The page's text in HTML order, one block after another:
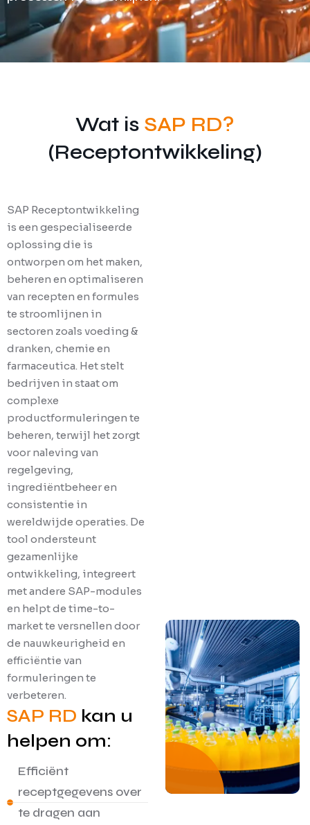
SAP Recipe Development
Wat is SAP RD?
(Receptontwikkeling)
SAP Receptontwikkeling
is een gespecialiseerde
oplossing die is
ontworpen om het maken,
beheren en optimaliseren
van recepten en formules
te stroomlijnen in
sectoren zoals voeding &
dranken, chemie en
farmaceutica. Het stelt
bedrijven in staat om
complexe
productformuleringen te
beheren, terwijl het zorgt
voor naleving van
regelgeving,
ingrediëntbeheer en
consistentie in
wereldwijde operaties. De
tool ondersteunt
gezamenlijke
ontwikkeling, integreert
met andere SAP-modules
en helpt de time-to-
market te versnellen door
de nauwkeurigheid en
efficiëntie van
formuleringen te
verbeteren.
SAP RD kan u
helpen om:
Efficiënt
receptgegevens over
te dragen aan